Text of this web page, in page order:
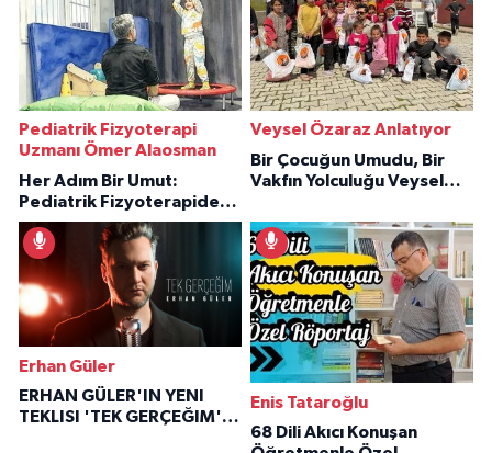
Pediatrik Fizyoterapi
Uzmanı Ömer Alaosman
Her Adım Bir Umut:
Pediatrik Fizyoterapiden
İlham Veren Hikâyeler
Veysel Özaraz Anlatıyor
Bir Çocuğun Umudu, Bir
Vakfın Yolculuğu Veysel
Erhan Güler
ERHAN GÜLER'IN YENI
TEKLISI 'TEK GERÇEĞIM'LE
Enis Tataroğlu
68 Dili Akıcı Konuşan